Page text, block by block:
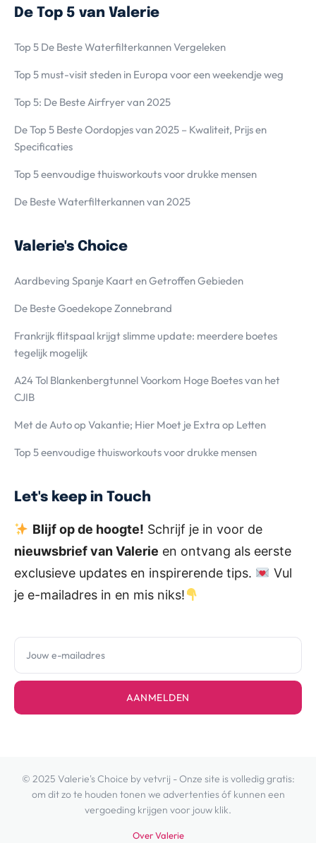
De Top 5 van Valerie
Top 5 De Beste Waterfilterkannen Vergeleken
Top 5 must-visit steden in Europa voor een weekendje weg
Top 5: De Beste Airfryer van 2025
De Top 5 Beste Oordopjes van 2025 – Kwaliteit, Prijs en
Specificaties
Top 5 eenvoudige thuisworkouts voor drukke mensen
De Beste Waterfilterkannen van 2025
Valerie's Choice
Aardbeving Spanje Kaart en Getroffen Gebieden
De Beste Goedekope Zonnebrand
Frankrijk flitspaal krijgt slimme update: meerdere boetes
tegelijk mogelijk
A24 Tol Blankenbergtunnel Voorkom Hoge Boetes van het
CJIB
Met de Auto op Vakantie; Hier Moet je Extra op Letten
Top 5 eenvoudige thuisworkouts voor drukke mensen
Let's keep in Touch
Blijf op de hoogte! Schrijf je in voor de
nieuwsbrief van Valerie en ontvang als eerste
exclusieve updates en inspirerende tips.
Vul
je e-mailadres in en mis niks!
AANMELDEN
© 2025 Valerie's Choice by vetvrij - Onze site is volledig gratis:
om dit zo te houden tonen we advertenties óf kunnen een
vergoeding krijgen voor jouw klik.
Over Valerie